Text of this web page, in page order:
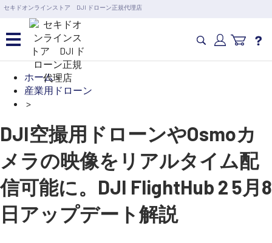
セキドオンラインストア DJI ドローン正規代理店
営業日の15時まで即日出荷
6,000円以上のご購入で送料無料！ポイント1%還元 >>
カメラドローン・生活家電
カテゴリ一覧を開く
関連製品
水中ドローン(ROV)・水中スクーター
RC・ロボット部品
講習会･国家資格･WEBセミナー
スペシャルコンテンツ定期配信!
サポート・Q&A / 法人・学生のお客様
ホーム>
産業用ドローン
>
DJI空撮用ドローンやOsmoカ
メラの映像をリアルタイム配
信可能に。DJI FlightHub 2 5月8
日アップデート解説